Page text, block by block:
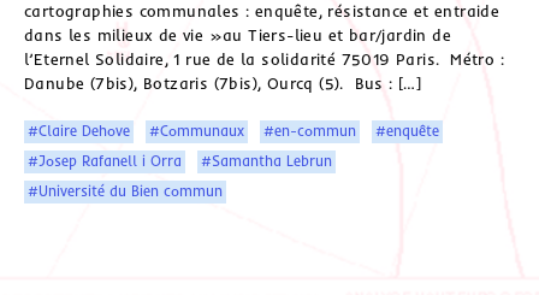
cartographies communales : enquête, résistance et entraide
dans les milieux de vie »au Tiers-lieu et bar/jardin de
l’Eternel Solidaire, 1 rue de la solidarité 75019 Paris. Métro :
Danube (7bis), Botzaris (7bis), Ourcq (5). Bus : […]
#Claire Dehove #Communaux #en-commun
#enquête
#Josep Rafanell i Orra
#Samantha Lebrun
#Université du Bien commun